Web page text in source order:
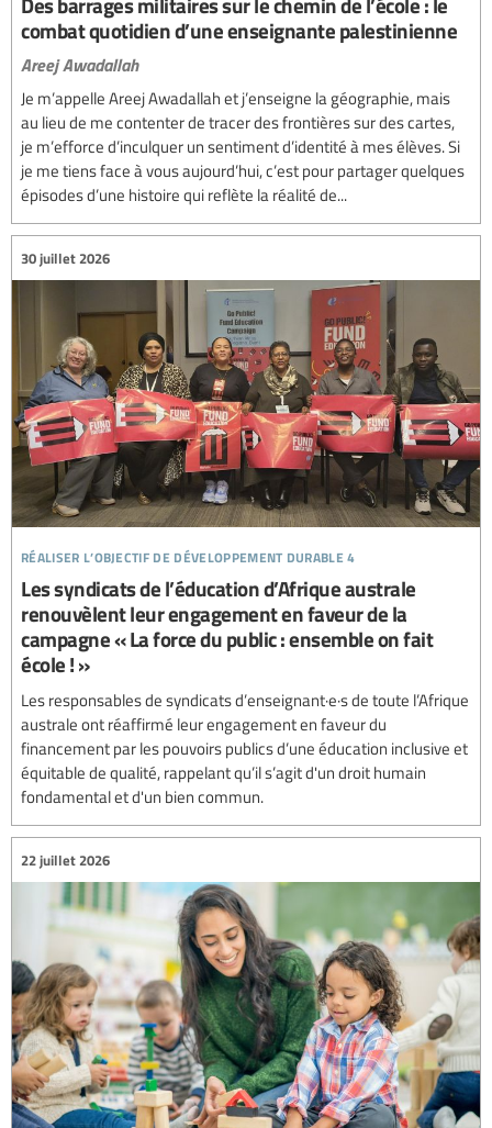
combat quotidien d’une enseignante palestinienne
Areej Awadallah
Je m’appelle Areej Awadallah et j’enseigne la géographie, mais
au lieu de me contenter de tracer des frontières sur des cartes,
je m’efforce d’inculquer un sentiment d’identité à mes élèves. Si
je me tiens face à vous aujourd’hui, c’est pour partager quelques
épisodes d’une histoire qui reflète la réalité de...
réaliser l’objectif de développement durable 4
30 juillet 2026
Les syndicats de l’éducation d’Afrique australe
renouvèlent leur engagement en faveur de la
campagne « La force du public : ensemble on fait
école ! »
Les responsables de syndicats d’enseignant·e·s de toute l’Afrique
australe ont réaffirmé leur engagement en faveur du
financement par les pouvoirs publics d’une éducation inclusive et
équitable de qualité, rappelant qu’il s’agit d'un droit humain
fondamental et d'un bien commun.
22 juillet 2026